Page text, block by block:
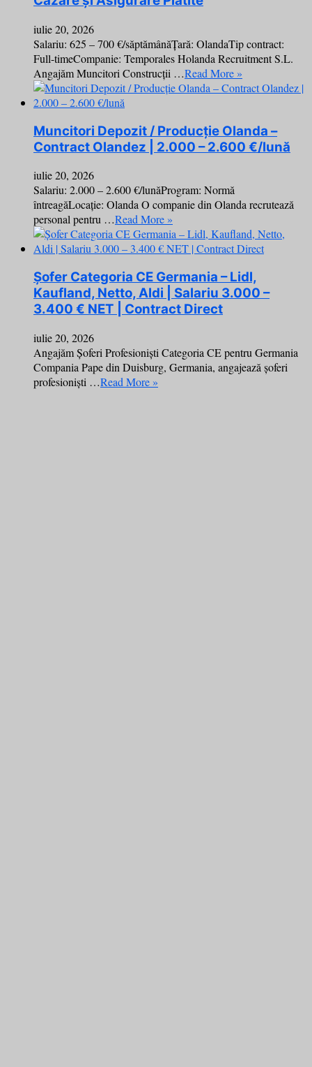
iulie 20, 2026
Salariu: 625 – 700 €/săptămânăȚară: OlandaTip contract:
Full-timeCompanie: Temporales Holanda Recruitment S.L.
Angajăm Muncitori Construcții …Read More »
Muncitori Depozit / Producție Olanda –
Contract Olandez | 2.000 – 2.600 €/lună
iulie 20, 2026
Salariu: 2.000 – 2.600 €/lunăProgram: Normă
întreagăLocație: Olanda O companie din Olanda recrutează
personal pentru …Read More »
Șofer Categoria CE Germania – Lidl,
Kaufland, Netto, Aldi | Salariu 3.000 –
3.400 € NET | Contract Direct
iulie 20, 2026
Angajăm Șoferi Profesioniști Categoria CE pentru Germania
Compania Pape din Duisburg, Germania, angajează șoferi
profesioniști …Read More »